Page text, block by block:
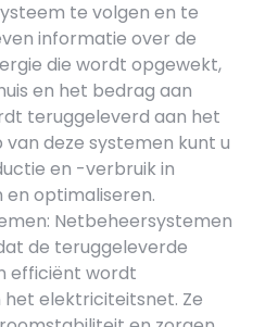
te volgen en te
informatie over de
die wordt opgewekt,
en het bedrag aan
teruggeleverd aan het
deze systemen kunt u
en -verbruik in
optimaliseren.
Netbeheersystemen
de teruggeleverde
efficiënt wordt
elektriciteitsnet. Ze